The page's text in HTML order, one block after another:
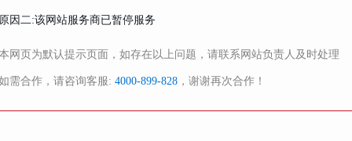
因二:该网站服务商已暂停服务
网页为默认提示页面，如存在以上问题，请联系网站负责人及时处理
需合作，请咨询客服: 4000-899-828 ，谢谢再次合作！